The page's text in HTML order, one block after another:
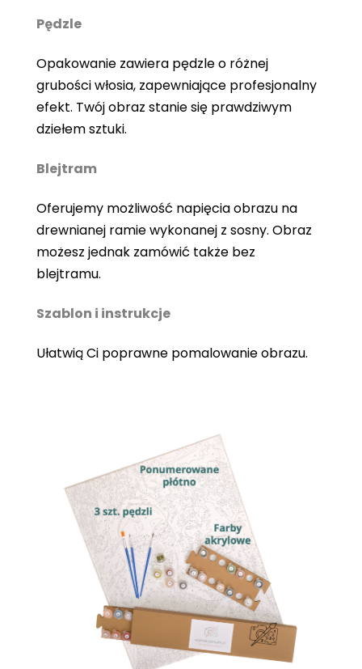
Pędzle
Opakowanie zawiera pędzle o różnej
grubości włosia, zapewniające profesjonalny
efekt. Twój obraz stanie się prawdziwym
dziełem sztuki.
Blejtram
Oferujemy możliwość napięcia obrazu na
drewnianej ramie wykonanej z sosny. Obraz
możesz jednak zamówić także bez
blejtramu.
Szablon i instrukcje
Ułatwią Ci poprawne pomalowanie obrazu.